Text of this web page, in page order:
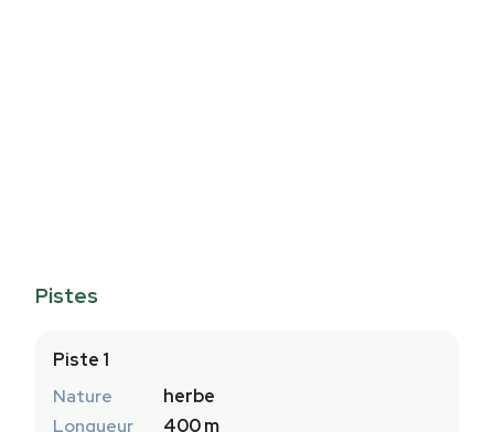
Pistes
Piste 1
Nature
herbe
Longueur
400 m